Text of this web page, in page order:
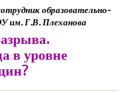
образовательно-
им. Г.В. Плеханова
в уровне